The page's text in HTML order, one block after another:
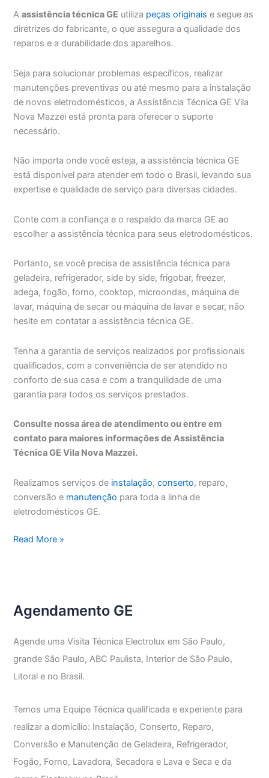
Aassistência técnica GE utiliza peças originais e segue as
diretrizes do fabricante, o que assegura a qualidade dos
reparos e a durabilidade dos aparelhos.
Seja para solucionar problemas específicos, realizar
manutenções preventivas ou até mesmo para a instalação
de novos eletrodomésticos, a Assistência Técnica GE Vila
Nova Mazzei está pronta para oferecer o suporte
necessário.
Não importa onde você esteja, a assistência técnica GE
está disponível para atender em todo o Brasil, levando sua
expertise e qualidade de serviço para diversas cidades.
Conte com a confiança e o respaldo da marca GE ao
escolher a assistência técnica para seus eletrodomésticos.
Portanto, se você precisa de assistência técnica para
geladeira, refrigerador, side by side, frigobar, freezer,
adega, fogão, forno, cooktop, microondas, máquina de
lavar, máquina de secar ou máquina de lavar e secar, não
hesite em contatar a assistência técnica GE.
Tenha a garantia de serviços realizados por profissionais
qualificados, com a conveniência de ser atendido no
conforto de sua casa e com a tranquilidade de uma
garantia para todos os serviços prestados.
Consulte nossa área de atendimento ou entre em
contato para maiores informações de Assistência
Técnica GE Vila Nova Mazzei.
Realizamos serviços de instalação,conserto, reparo,
conversão e manutenção para toda a linha de
eletrodomésticos GE.
Assistência
Mazzei
Read More »
Agendamento GE
Agende uma Visita Técnica Electrolux em São Paulo,
grande São Paulo, ABC Paulista, Interior de São Paulo,
Litoral e no Brasil.
Temos uma Equipe Técnica qualificada e experiente para
realizar a domicílio: Instalação, Conserto, Reparo,
Conversão e Manutenção de Geladeira, Refrigerador,
Fogão, Forno, Lavadora, Secadora e Lava e Seca e da